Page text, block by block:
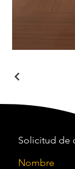
Solicitud de
Nombre